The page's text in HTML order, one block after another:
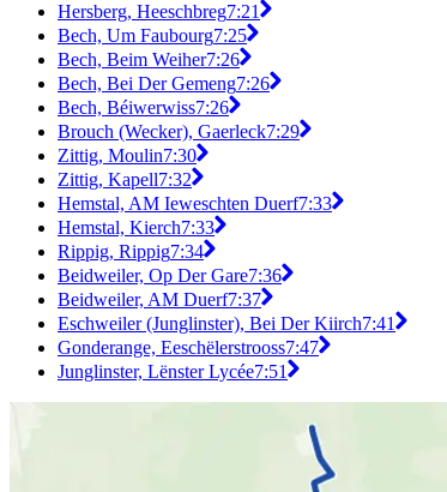
Hersberg, Heeschbreg7:21
Bech, Um Faubourg7:25
Bech, Beim Weiher7:26
Bech, Bei Der Gemeng7:26
Bech, Béiwerwiss7:26
Brouch (Wecker), Gaerleck7:29
Zittig, Moulin7:30
Zittig, Kapell7:32
Hemstal, AM Ieweschten Duerf7:33
Hemstal, Kierch7:33
Rippig, Rippig7:34
Beidweiler, Op Der Gare7:36
Beidweiler, AM Duerf7:37
Eschweiler (Junglinster), Bei Der Kiirch7:41
Gonderange, Eeschëlerstrooss7:47
Junglinster, Lënster Lycée7:51